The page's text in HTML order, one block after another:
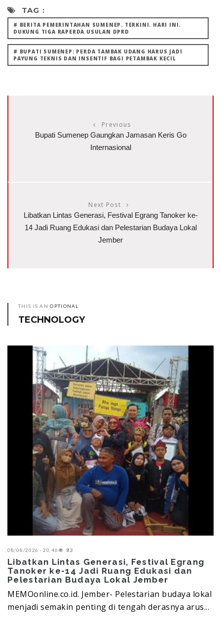
TAG :
# BERITA PEMERINTAHAN SUMENEP. TERKINI. HARI INI.
DUKUNG TIGA RAPERDA USULAN DPRD
# BUPATI SUMENEP: PERDA TAMBAK UDANG HARUS JADI
PAYUNG TEKNIS DAN INSENTIF BAGI PETAMBAK KECIL
Previous
Bupati Sumenep Gaungkan Jamasan Keris Go
Internasional
Next Post
Libatkan Lintas Generasi, Festival Egrang Tanoker ke-
14 Jadi Ruang Edukasi dan Pelestarian Budaya Lokal
Jember
THIS IS ANOPTIONAL
TECHNOLOGY
08/08/2026 - 20:46 82
Libatkan Lintas Generasi, Festival Egrang
Tanoker ke-14 Jadi Ruang Edukasi dan
Pelestarian Budaya Lokal Jember
MEMOonline.co.id. Jember- Pelestarian budaya lokal
menjadi semakin penting di tengah derasnya arus...